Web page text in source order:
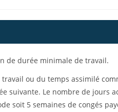
de durée minimale de travail.
ou du temps assimilé
suivante. Le nombre de jours
soit 5 semaines de congés